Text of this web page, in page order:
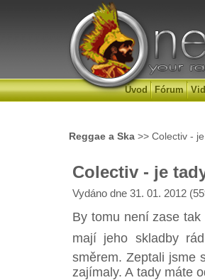
Úvod Fórum
Reggae a Ska >> Colectiv -
Colectiv - je
Vydáno dne 31. 01. 2012
By tomu není zase
mají jeho skladby
směrem. Zeptali jsme
zajímaly. A tady máte